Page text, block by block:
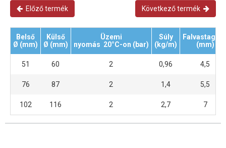
Előző termék Következő termék
Belső
Ø (mm)
Külső
Ø (mm)
Üzemi
nyomás 20°C-on (bar)
Súly
(kg/m)
(mm)
51 60 2 0,96 4,5
76 87 2 1,4 5,5
102 116 2 2,7 7